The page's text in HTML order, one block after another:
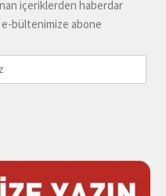
içeriklerden haberdar
e-bültenimize abone